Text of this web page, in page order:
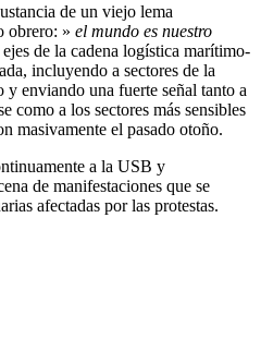
de un viejo lema
obrero: » el mundo es nuestro
de la cadena logística marítimo-
incluyendo a sectores de la
enviando una fuerte señal tanto a
como a los sectores más sensibles
masivamente el pasado otoño.
a la USB y
de manifestaciones que se
afectadas por las protestas.